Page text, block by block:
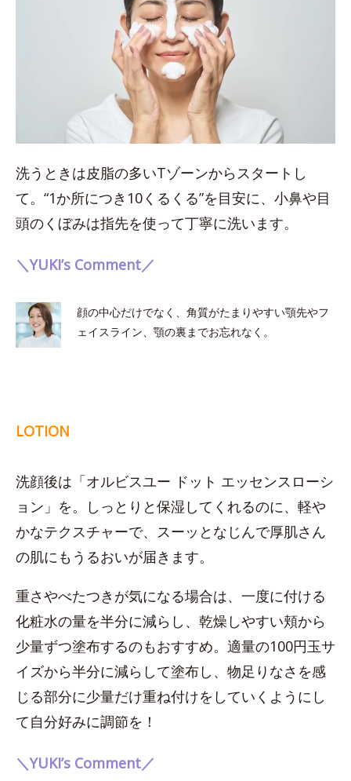
洗うときは皮脂の多いTゾーンからスタートし
て。“1か所につき10くるくる”を目安に、小鼻や目
頭のくぼみは指先を使って丁寧に洗います。
＼YUKI’s Comment／
顔の中心だけでなく、角質がたまりやすい顎先やフ
ェイスライン、顎の裏までお忘れなく。
LOTION
洗顔後は「オルビスユー ドット エッセンスローシ
ョン」を。しっとりと保湿してくれるのに、軽や
かなテクスチャーで、スーッとなじんで厚肌さん
の肌にもうるおいが届きます。
重さやべたつきが気になる場合は、一度に付ける
化粧水の量を半分に減らし、乾燥しやすい頬から
少量ずつ塗布するのもおすすめ。適量の100円玉サ
イズから半分に減らして塗布し、物足りなさを感
じる部分に少量だけ重ね付けをしていくようにし
て自分好みに調節を！
＼YUKI’s Comment／